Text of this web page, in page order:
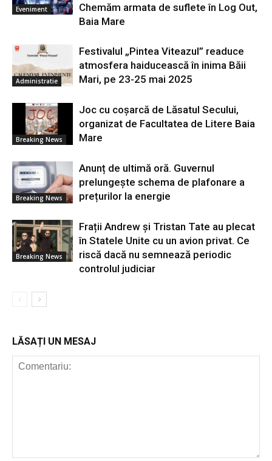
Eveniment
Chemăm armata de suflete în Log Out,
Baia Mare
Administratie
Festivalul „Pintea Viteazul” readuce
atmosfera haiducească în inima Băii
Mari, pe 23-25 mai 2025
Breaking News
Joc cu coșarcă de Lăsatul Secului,
organizat de Facultatea de Litere Baia
Mare
Breaking News
Anunț de ultimă oră. Guvernul
prelungește schema de plafonare a
prețurilor la energie
Breaking News
Frații Andrew și Tristan Tate au plecat
în Statele Unite cu un avion privat. Ce
riscă dacă nu semnează periodic
controlul judiciar
LĂSAȚI UN MESAJ